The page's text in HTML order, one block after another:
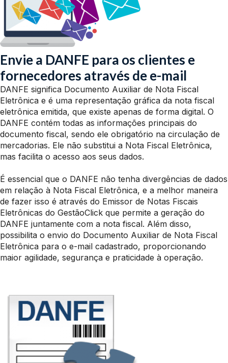
Envie a DANFE para os clientes e
fornecedores através de e-mail
DANFE significa Documento Auxiliar de Nota Fiscal
Eletrônica e é uma representação gráfica da nota fiscal
eletrônica emitida, que existe apenas de forma digital. O
DANFE contém todas as informações principais do
documento fiscal, sendo ele obrigatório na circulação de
mercadorias. Ele não substitui a Nota Fiscal Eletrônica,
mas facilita o acesso aos seus dados.
É essencial que o DANFE não tenha divergências de dados
em relação à Nota Fiscal Eletrônica, e a melhor maneira
de fazer isso é através do Emissor de Notas Fiscais
Eletrônicas do GestãoClick que permite a geração do
DANFE juntamente com a nota fiscal. Além disso,
possibilita o envio do Documento Auxiliar de Nota Fiscal
Eletrônica para o e-mail cadastrado, proporcionando
maior agilidade, segurança e praticidade à operação.